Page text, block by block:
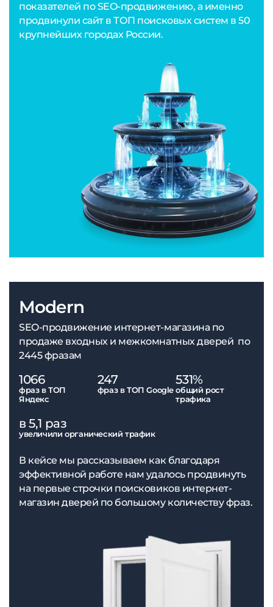
показателей по SEO-продвижению, а именно
продвинули сайт в ТОП поисковых систем в 50
крупнейших городах России.
Modern
SEO-продвижение интернет-магазина по
продаже входных и межкомнатных дверей по
2445 фразам
1066
фраз в ТОП
Яндекс
247
фраз в ТОП Google
531%
общий рост
трафика
в 5,1 раз
увеличили органический трафик
В кейсе мы рассказываем как благодаря
эффективной работе нам удалось продвинуть
на первые строчки поисковиков интернет-
магазин дверей по большому количеству фраз.